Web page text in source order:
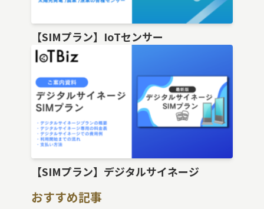
【SIMプラン】IoTセンサー
【SIMプラン】デジタルサイネージ
おすすめ記事